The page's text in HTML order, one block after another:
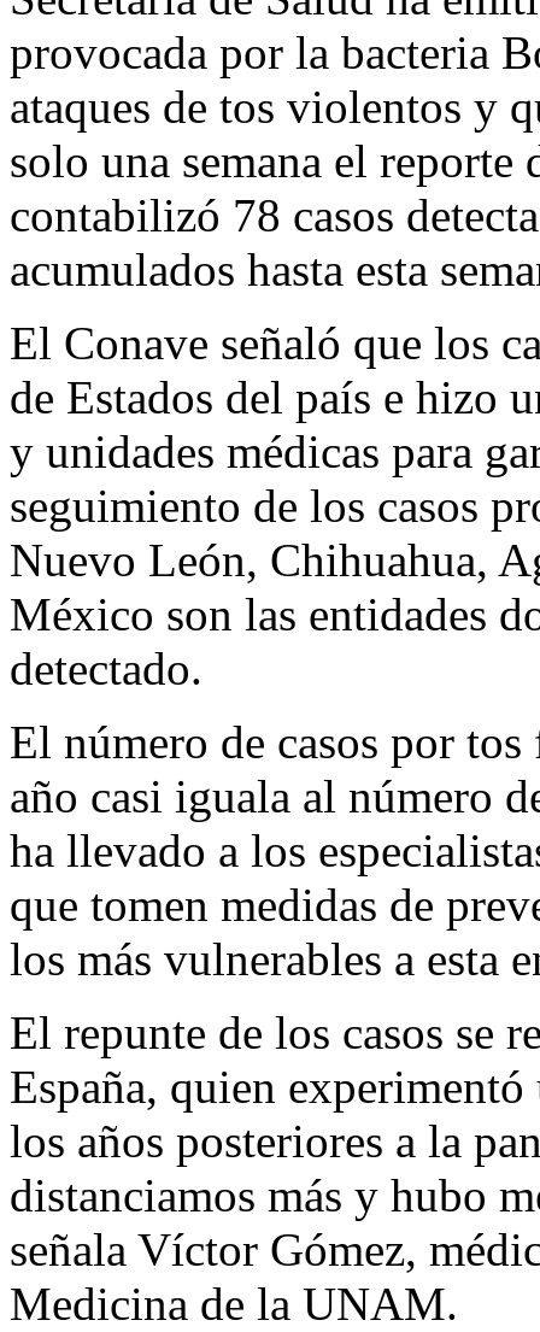
provocada por la bacteria
ataques de tos violentos y
solo una semana el
contabilizó 78 casos
acumulados hasta esta
El Conave señaló que los
de Estados del país e hizo
y unidades médicas para
seguimiento de los casos
Nuevo León, Chihuahua,
México son las entidades
detectado.
El número de casos por
año casi iguala al número
ha llevado a los
que tomen medidas de
los más vulnerables a esta
El repunte de los casos se
España, quien
los años posteriores a la
distanciamos más y hubo
señala Víctor Gómez,
Medicina de la UNAM.